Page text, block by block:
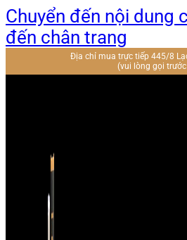
Chuyển đến nội dung
đến chân trang
Địa chỉ mua trực tiếp 445/8
(vui lòng gọi